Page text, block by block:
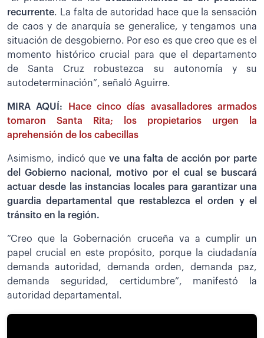
recurrente. La falta de autoridad hace que la sensación
de caos y de anarquía se generalice, y tengamos una
situación de desgobierno. Por eso es que creo que es el
momento histórico crucial para que el departamento
de Santa Cruz robustezca su autonomía y su
autodeterminación”, señaló Aguirre.
MIRA AQUÍ:
Hace cinco días avasalladores armados
tomaron Santa Rita; los propietarios urgen la
aprehensión de los cabecillas
Asimismo, indicó que ve una falta de acción por parte
del Gobierno nacional, motivo por el cual se buscará
actuar desde las instancias locales para garantizar una
guardia departamental que restablezca el orden y el
tránsito en la región.
“Creo que la Gobernación cruceña va a cumplir un
papel crucial en este propósito, porque la ciudadanía
demanda autoridad, demanda orden, demanda paz,
demanda seguridad, certidumbre”, manifestó la
autoridad departamental.